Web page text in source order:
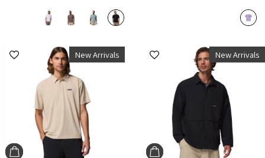
הוספה למועדפים New Arrivals
New Arrivals